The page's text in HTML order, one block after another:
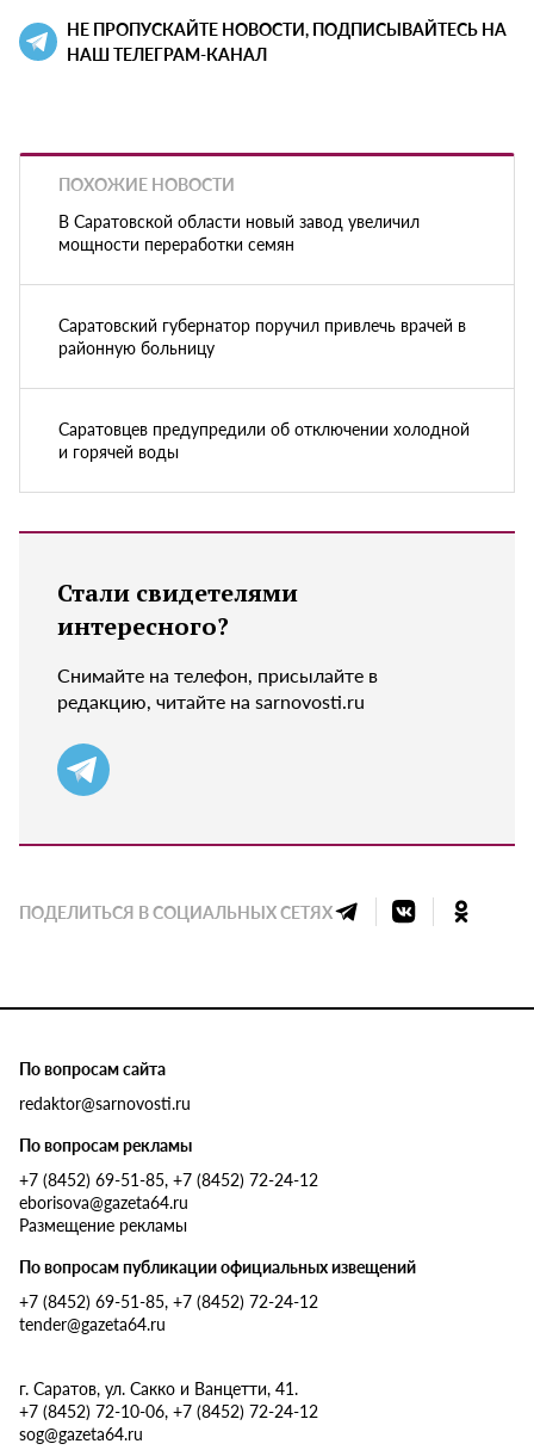
НЕ ПРОПУСКАЙТЕ НОВОСТИ, ПОДПИСЫВАЙТЕСЬ НА
НАШ ТЕЛЕГРАМ-КАНАЛ
ПОХОЖИЕ НОВОСТИ
В Саратовской области новый завод увеличил
мощности переработки семян
Саратовский губернатор поручил привлечь врачей в
районную больницу
Саратовцев предупредили об отключении холодной
и горячей воды
Стали свидетелями
интересного?
Снимайте на телефон, присылайте в
редакцию, читайте на sarnovosti.ru
ПОДЕЛИТЬСЯ В СОЦИАЛЬНЫХ СЕТЯХ
По вопросам сайта
redaktor@sarnovosti.ru
По вопросам рекламы
+7 (8452) 69-51-85, +7 (8452) 72-24-12
eborisova@gazeta64.ru
Размещение рекламы
По вопросам публикации официальных извещений
+7 (8452) 69-51-85, +7 (8452) 72-24-12
tender@gazeta64.ru
г. Саратов, ул. Сакко и Ванцетти, 41.
+7 (8452) 72-10-06, +7 (8452) 72-24-12
sog@gazeta64.ru